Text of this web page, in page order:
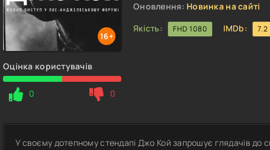
16+
Оцінка користувачів
0 0
Оновлення: Новинка на сайті
Якість:
FHD 1080 IMDb: 7.2
У своєму дотепному стендапі Джо Кой запрошує глядачів до